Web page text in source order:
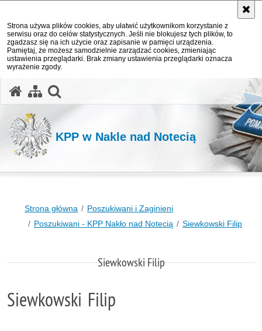
Strona używa plików cookies, aby ułatwić użytkownikom korzystanie z
serwisu oraz do celów statystycznych. Jeśli nie blokujesz tych plików, to
zgadzasz się na ich użycie oraz zapisanie w pamięci urządzenia.
Pamiętaj, że możesz samodzielnie zarządzać cookies, zmieniając
ustawienia przeglądarki. Brak zmiany ustawienia przeglądarki oznacza
wyrażenie zgody.
KPP w Nakle nad Notecią
Strona główna
Poszukiwani i Zaginieni
Poszukiwani - KPP Nakło nad Notecią
Siewkowski Filip
Siewkowski Filip
Siewkowski Filip